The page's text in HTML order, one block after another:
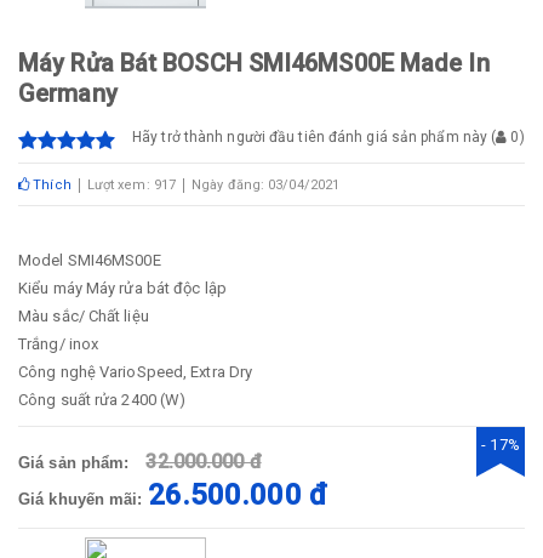
Máy Rửa Bát BOSCH SMI46MS00E Made In
Germany
Hãy trở thành người đầu tiên đánh giá sản phẩm này ( 0)
Thích Lượt xem: 917 Ngày đăng: 03/04/2021
Model SMI46MS00E
Kiểu máy Máy rửa bát độc lập
Màu sắc/ Chất liệu
Trắng/ inox
Công nghệ VarioSpeed, Extra Dry
Công suất rửa 2400 (W)
Giá sản phẩm: 32.000.000 đ
Giá khuyến mãi: 26.500.000 đ
- 17%